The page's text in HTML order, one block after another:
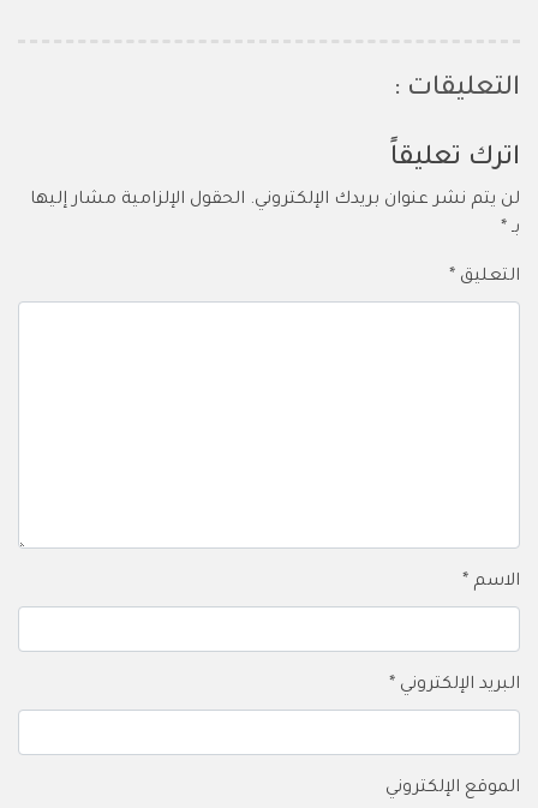
التعليقات :
اترك تعليقاً
لن يتم نشر عنوان بريدك الإلكتروني. الحقول الإلزامية مشار إليها
بـ *
التعليق *
الاسم *
البريد الإلكتروني *
الموقع الإلكتروني